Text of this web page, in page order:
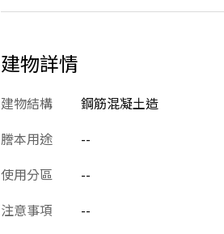
建物詳情
建物結構
鋼筋混凝土造
謄本用途
--
使用分區
--
注意事項
--